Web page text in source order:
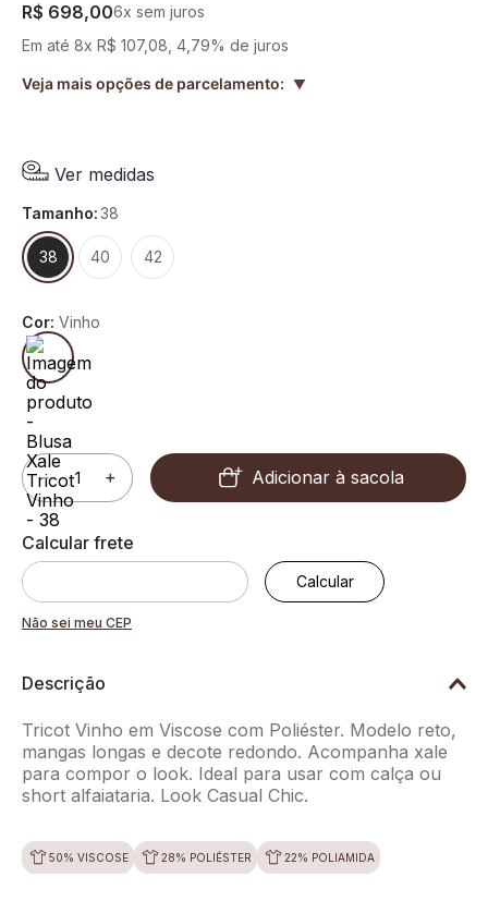
R$ 698,006x sem juros
Em até 8x R$ 107,08 4,79% de juros
Veja mais opções de parcelamento: ▲
Ver medidas
tamanho:38
38 40 42
Cor: Vinho
＋
－ Adicionar à sacola
Não sei meu CEP
Descrição
Tricot Vinho em Viscose com Poliéster. Modelo reto,
mangas longas e decote redondo. Acompanha xale
para compor o look. Ideal para usar com calça ou
short alfaiataria. Look Casual Chic.
50% VISCOSE 28% POLIÉSTER 22% POLIAMIDA